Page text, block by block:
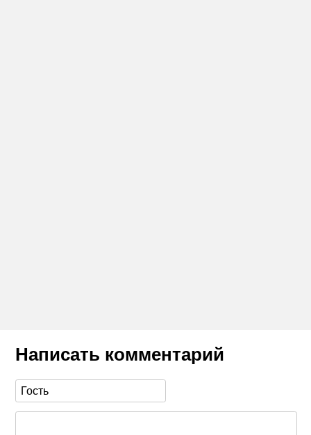
Написать комментарий